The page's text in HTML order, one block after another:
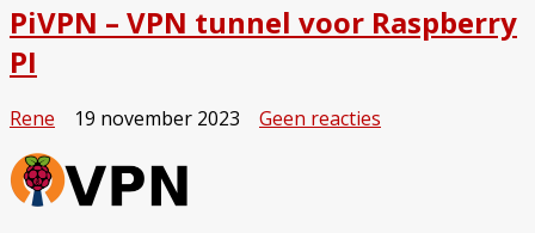
PiVPN – VPN tunnel voor Raspberry
PI
Rene 19 november 2023 Geen reacties